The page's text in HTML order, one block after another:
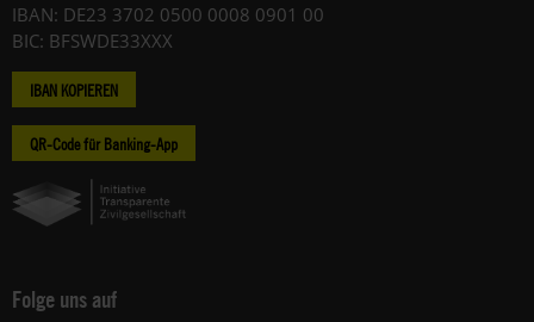
IBAN: DE23 3702 0500 0008 0901 00
BIC: BFSWDE33XXX
IBAN KOPIEREN
QR-Code für Banking-App
Folge uns auf